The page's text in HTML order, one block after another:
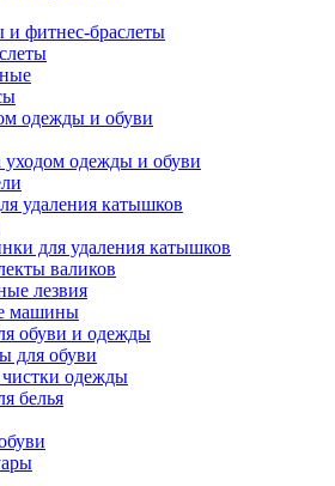
фитнес-браслеты
одежды и обуви
одежды и обуви
удаления катышков
для удаления катышков
валиков
лезвия
машины
обуви и одежды
для обуви
одежды
белья